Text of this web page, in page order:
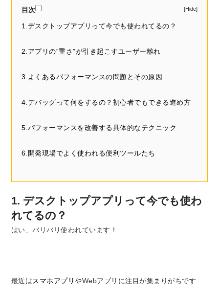
目次
1.デスクトップアプリって今でも使われてるの？
2.アプリの“重さ”が引き起こすユーザー離れ
3.よくあるパフォーマンスの問題とその原因
4.デバッグって何をするの？初心者でもできる進め方
5.パフォーマンスを改善する具体的なテクニック
6.開発現場でよく使われる便利ツールたち
1. デスクトップアプリって今でも使わ
れてるの？
はい、バリバリ使われています！
最近はスマホアプリやWebアプリに注目が集まりがちです